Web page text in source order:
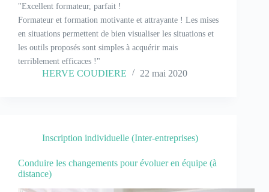
"Excellent formateur, parfait !
Formateur et formation motivante et attrayante ! Les mises
en situations permettent de bien visualiser les situations et
les outils proposés sont simples à acquérir mais
terriblement efficaces !"
HERVE COUDIERE 22 mai 2020
Inscription individuelle (Inter-entreprises)
Conduire les changements pour évoluer en équipe (à
distance)